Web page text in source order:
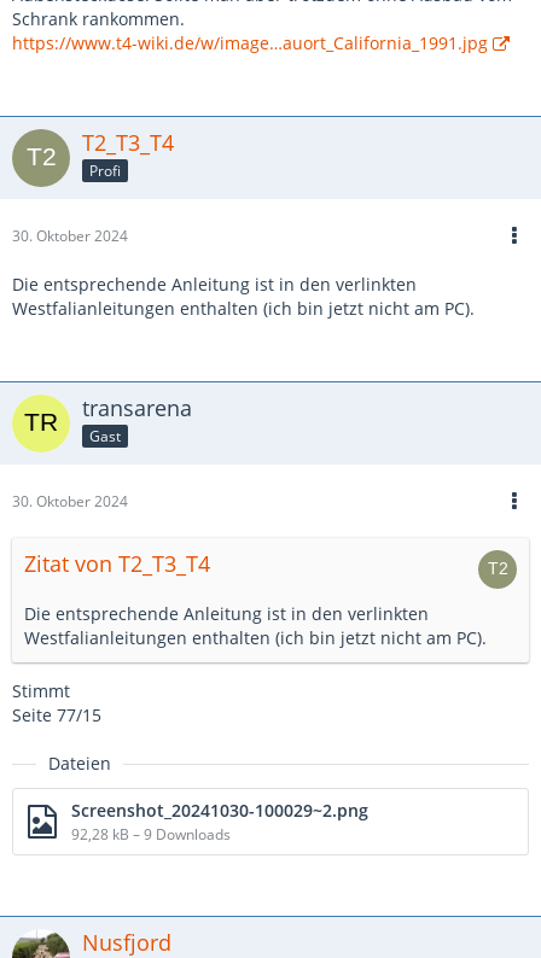
Schrank rankommen.
https://www.t4-wiki.de/w/image…auort_California_1991.jpg
T2_T3_T4
Profi
30. Oktober 2024
Die entsprechende Anleitung ist in den verlinkten
Westfalianleitungen enthalten (ich bin jetzt nicht am PC).
transarena
Gast
30. Oktober 2024
Zitat von T2_T3_T4
Die entsprechende Anleitung ist in den verlinkten
Westfalianleitungen enthalten (ich bin jetzt nicht am PC).
Stimmt
Seite 77/15
Dateien
Screenshot_20241030-100029~2.png
92,28 kB – 9 Downloads
Nusfjord